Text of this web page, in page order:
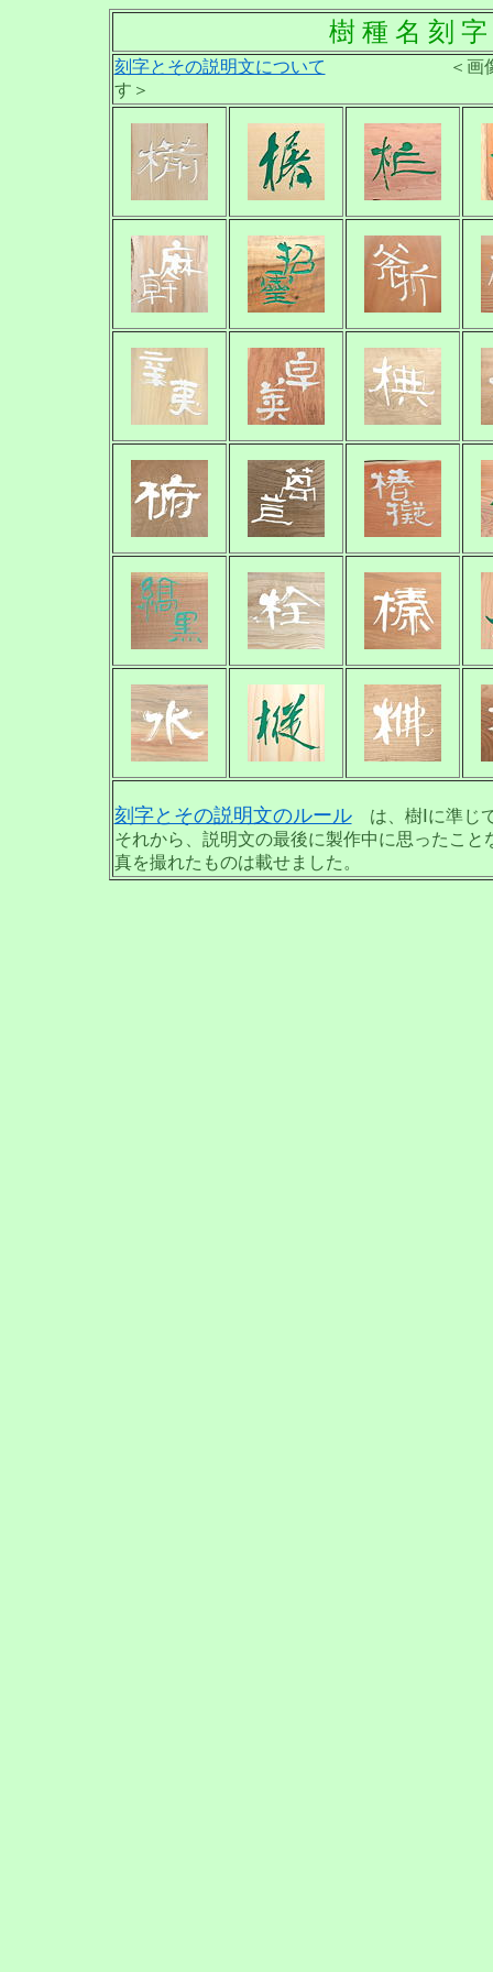
樹 種 名 刻
刻字とその説明文について ＜画像をクリ
す＞
刻字とその説明文のルールは、樹Ⅰに準じ
それから、説明文の最後に製作中に思ったこ
真を撮れたものは載せました。